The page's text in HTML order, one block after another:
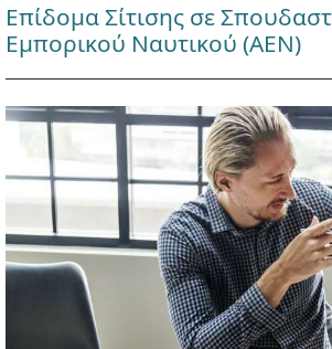
Επίδομα Σίτισης σε
Εμπορικού Ναυτικού (ΑΕΝ)